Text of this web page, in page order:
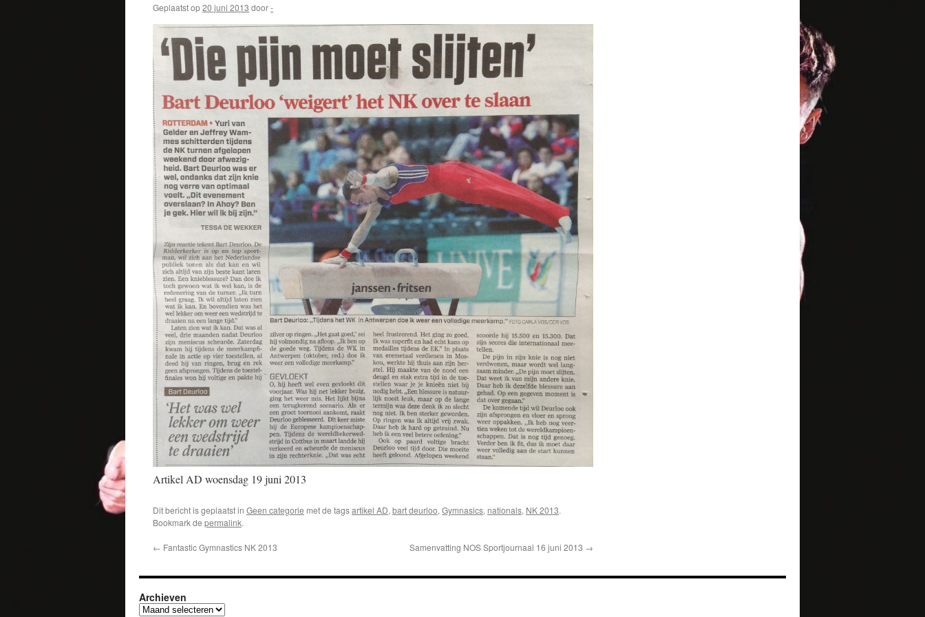
Geplaatst op20 juni 2013 door-
Artikel AD woensdag 19 juni 2013
Dit bericht is geplaatst in Geen categorie met de tagsartikel AD, bart deurloo, Gymnasics, nationals, NK 2013.
Bookmark de permalink.
← Fantastic Gymnastics NK 2013 Samenvatting NOS Sportjournaal 16 juni 2013 →
Archieven
Archieven